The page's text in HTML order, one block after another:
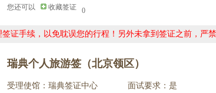
您还可以 收藏签证 0
证手续，以免耽误您的行程！另外未拿到签证之前，严
瑞典个人旅游签（北京领区）
受理使馆：瑞典签证中心
面试要求：是